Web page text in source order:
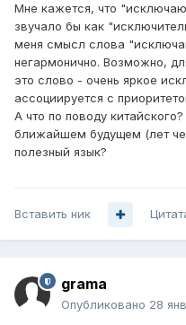
Мне кажется, что
звучало бы как
меня смысл слова
негармонично. Возможно,
это слово - очень яркое
ассоциируется с
А что по поводу
ближайшем будущем (лет
полезный язык?
Вставить ник
grama
Опубликовано 28